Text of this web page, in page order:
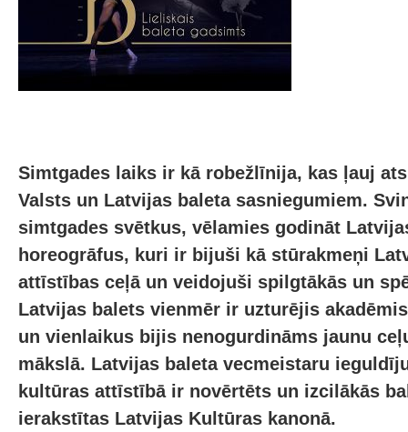
Simtgades laiks ir kā robežlīnija, kas ļauj
Valsts un Latvijas baleta sasniegumiem.
simtgades svētkus, vēlamies godināt
horeogrāfus, kuri ir bijuši kā stūrakmeņi
attīstības ceļā un veidojuši spilgtākās un
Latvijas balets vienmēr ir uzturējis
un vienlaikus bijis nenogurdināms jaunu
mākslā. Latvijas baleta vecmeistaru
kultūras attīstībā ir novērtēts un izcilākās
ierakstītas Latvijas Kultūras kanonā.